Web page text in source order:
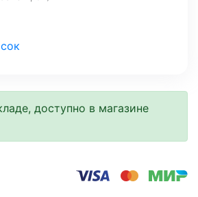
г. о., 26-й км, д.7А, а.д. Балтия,
д.59 А, 1 этаж
доступно в магазине